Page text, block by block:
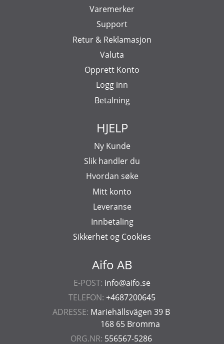
Aifo AB
E-POST: info@aifo.se
TELEFON: +4687200645
ADRESSE: Mariehällsvägen 39 B
168 65 Bromma
ORG.NR: 556567-5286
Varemerker
Support
Retur & Reklamasjon
Valuta
Opprett Konto
Logg inn
Betalning
HJELP
Ny Kunde
Slik handler du
Hvordan søke
Mitt konto
Leveranse
Innbetaling
Sikkerhet og Cookies